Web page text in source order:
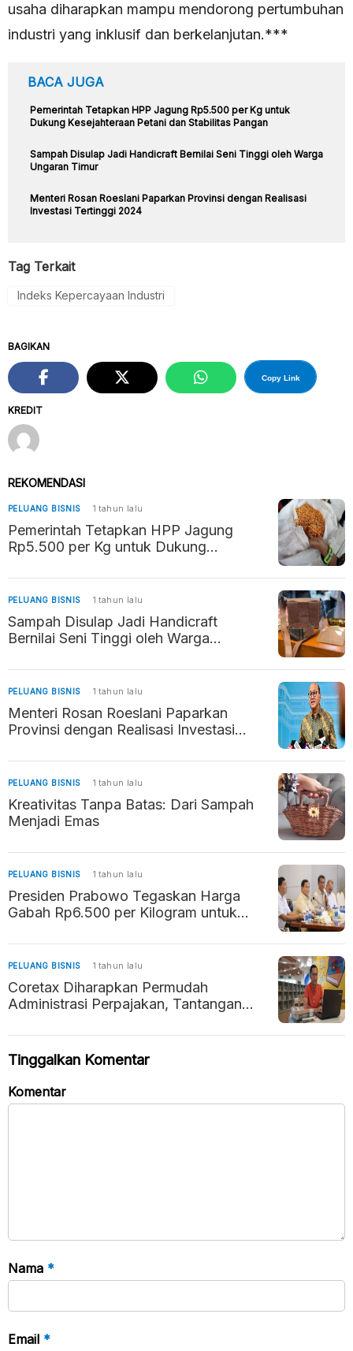
usaha diharapkan mampu mendorong pertumbuhan
industri yang inklusif dan berkelanjutan.***
BACA JUGA
Pemerintah Tetapkan HPP Jagung Rp5.500 per Kg untuk
Dukung Kesejahteraan Petani dan Stabilitas Pangan
Sampah Disulap Jadi Handicraft Bernilai Seni Tinggi oleh Warga
Ungaran Timur
Menteri Rosan Roeslani Paparkan Provinsi dengan Realisasi
Investasi Tertinggi 2024
Tag Terkait
Indeks Kepercayaan Industri
KREDIT
BAGIKAN
Copy Link
REKOMENDASI
PELUANG BISNIS 1 tahun lalu
Pemerintah Tetapkan HPP Jagung
Rp5.500 per Kg untuk Dukung
Pangan
PELUANG BISNIS 1 tahun lalu
Sampah Disulap Jadi Handicraft
Bernilai Seni Tinggi oleh Warga
PELUANG BISNIS 1 tahun lalu
Menteri Rosan Roeslani Paparkan
Provinsi dengan Realisasi Investasi
PELUANG BISNIS 1 tahun lalu
Kreativitas Tanpa Batas: Dari Sampah
Menjadi Emas
PELUANG BISNIS 1 tahun lalu
Presiden Prabowo Tegaskan Harga
Gabah Rp6.500 per Kilogram untuk
PELUANG BISNIS 1 tahun lalu
Coretax Diharapkan Permudah
Administrasi Perpajakan, Tantangan
Tinggalkan Komentar
Komentar
Nama *
Email *